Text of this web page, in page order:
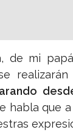
de mi
habla que